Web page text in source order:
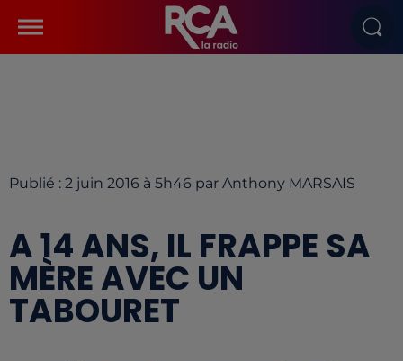
Publié : 2 juin 2016 à 5h46 par Anthony MARSAIS
A 14 ANS, IL FRAPPE SA
MÈRE AVEC UN
TABOURET